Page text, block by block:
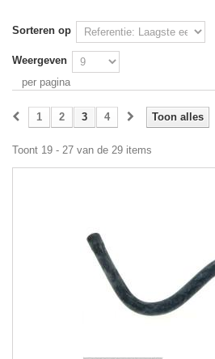
Sorteren op
Weergeven
per pagina
Toon alles
1 2 3 4
Toont 19 - 27 van de 29 items